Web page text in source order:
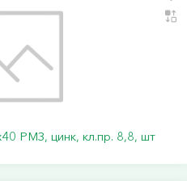
РМЗ, цинк, кл.пр. 8,8, шт